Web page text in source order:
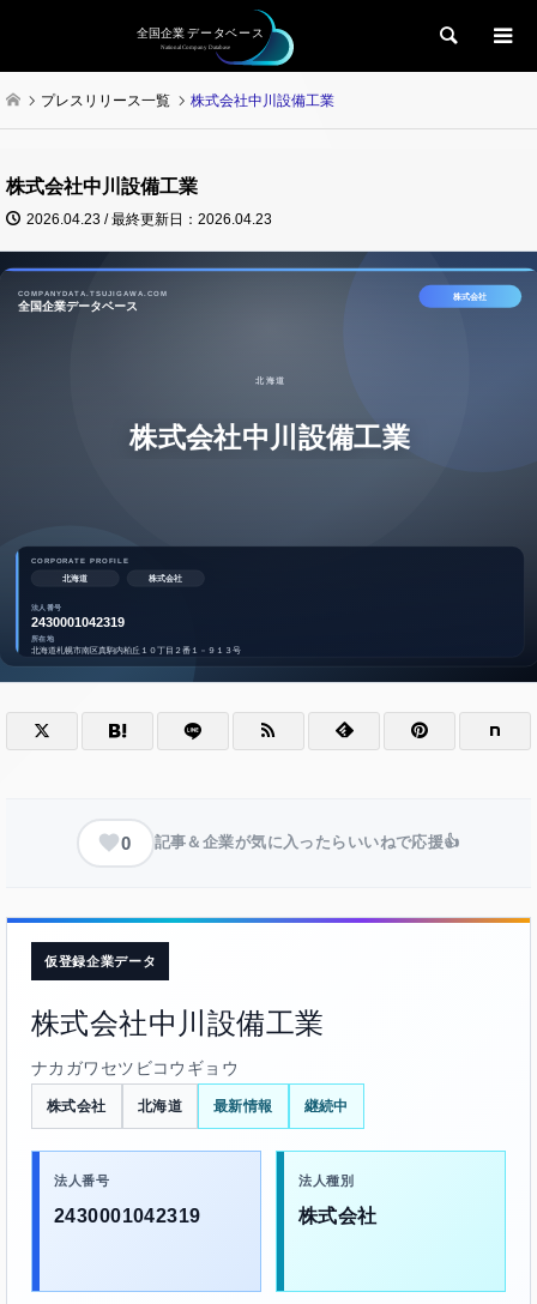
検索
プレスリリース一覧 株式会社中川設備工業
株式会社中川設備工業
2026.04.23 / 最終更新日：2026.04.23
0 記事＆企業が気に入ったらいいねで応援👍
仮登録企業データ
株式会社中川設備工業
ナカガワセツビコウギョウ
株式会社 北海道 最新情報 継続中
法人番号
2430001042319
法人種別
株式会社